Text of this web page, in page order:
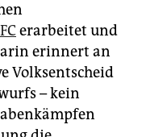
erarbeitet und
erinnert an
Volksentscheid
– kein